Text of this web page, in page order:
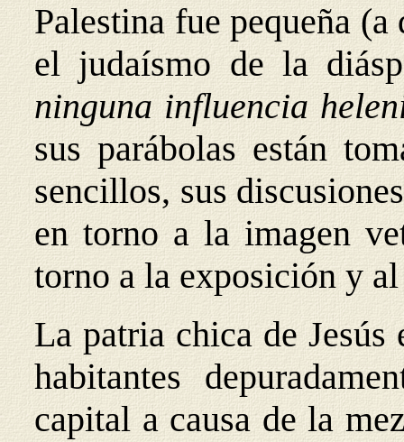
Palestina fue pequeña
el judaísmo de la
ninguna influencia
sus parábolas están
sencillos, sus
en torno a la imagen
torno a la exposición y
La patria chica de Jesús
habitantes
capital a causa de la